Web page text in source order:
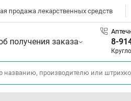
продажа лекарственных средств
получения заказа 8-